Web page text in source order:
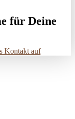
für Deine
Kontakt auf